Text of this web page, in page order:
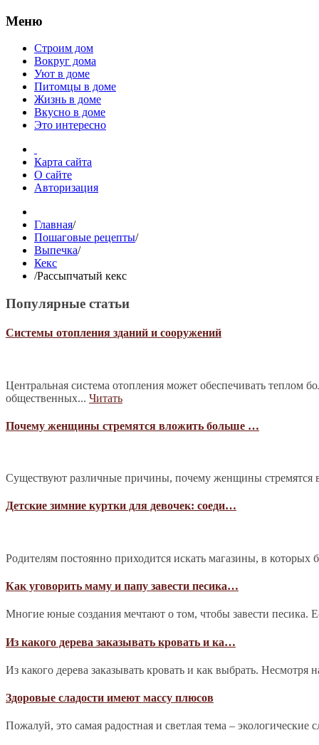
Меню
Строим дом
Вокруг дома
Уют в доме
Питомцы в доме
Жизнь в доме
Вкусно в доме
Это интересно
Карта сайта
О сайте
Авторизация
Главная/
Пошаговые рецепты/
Выпечка/
Кекс
/Рассыпчатый кекс
Популярные статьи
Системы отопления зданий и сооружений
Центральная система отопления может обеспечивать
общественных... Читать
Почему женщины стремятся вложить больше …
Существуют различные причины, почему женщины
Детские зимние куртки для девочек: соеди…
Родителям постоянно приходится искать магазины, в
Как уговорить маму и папу завести песика…
Многие юные создания мечтают о том, чтобы завести песика.
Из какого дерева заказывать кровать и ка…
Из какого дерева заказывать кровать и как выбрать.
Здоровые сладости имеют массу плюсов
Пожалуй, это самая радостная и светлая тема –